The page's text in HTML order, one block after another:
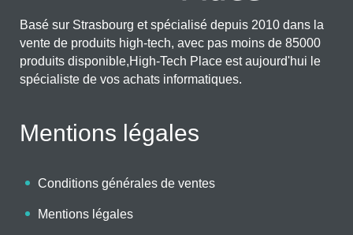
Basé sur Strasbourg et spécialisé depuis 2010 dans la
vente de produits high-tech, avec pas moins de 85000
produits disponible,High-Tech Place est aujourd'hui le
spécialiste de vos achats informatiques.
Mentions légales
Conditions générales de ventes
Mentions légales